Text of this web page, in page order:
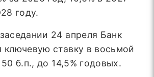
году.
24 апреля Банк
ключевую ставку в восьмой
б.п., до 14,5% годовых.